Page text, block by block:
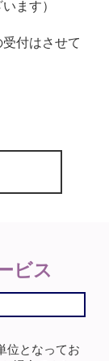
ます）
受付はさせて
ビス
位となってお